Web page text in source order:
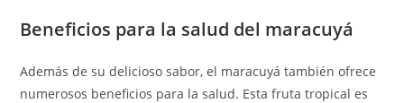
Beneficios para la salud del maracuyá
Además de su delicioso sabor, el maracuyá también ofrece
numerosos beneficios para la salud. Esta fruta tropical es